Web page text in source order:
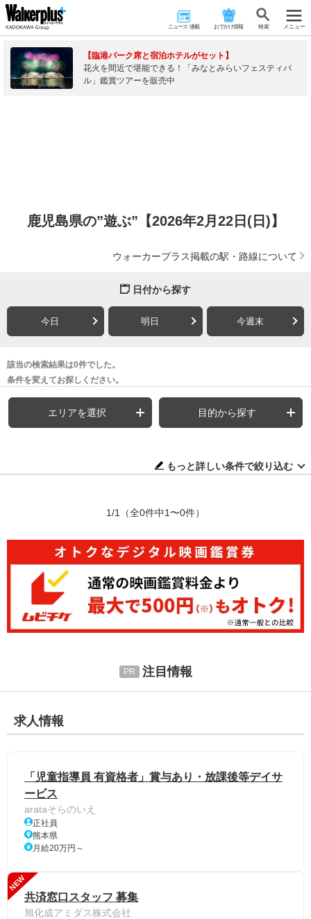
ニュース･連載 おでかけ情報 検 索 メニュー
【臨港パーク席と宿泊ホテルがセット】
花火を間近で堪能できる！「みなとみらいフェスティバ
ル」鑑賞ツアーを販売中
鹿児島県の”遊ぶ”【2026年2月22日(日)】
ウォーカープラス掲載の駅・路線について
日付から探す
今日 明日 今週末
該当の検索結果は0件でした。
条件を変えてお探しください。
エリアを選択 目的から探す
もっと詳しい条件で絞り込む
1/1 （全0件中1〜0件）
注目情報
求人情報
「児童指導員 有資格者」賞与あり・放課後等デイサ
ービス
arataそらのいえ
正社員
熊本県
月給20万円～
NEW
共済窓口スタッフ 募集
旭化成アミダス株式会社